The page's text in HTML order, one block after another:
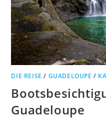
DIE REISE / GUADELOUPE /
Guadeloupe